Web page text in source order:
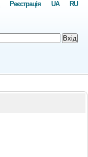
RU
UA
Реєстрація
Вхід